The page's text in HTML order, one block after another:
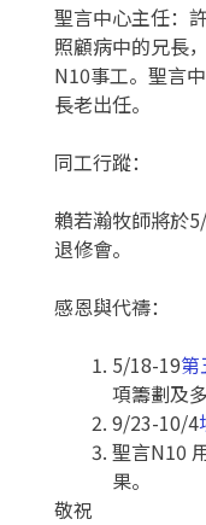
聖言中心主任：
照顧病中的兄長
N10事工。聖言
長老出任。
同工行蹤：
賴若瀚牧師將於
退修會。
感恩與代禱：
5/18-19第
項籌劃及
9/23-10/4
聖言N10
果。
敬祝